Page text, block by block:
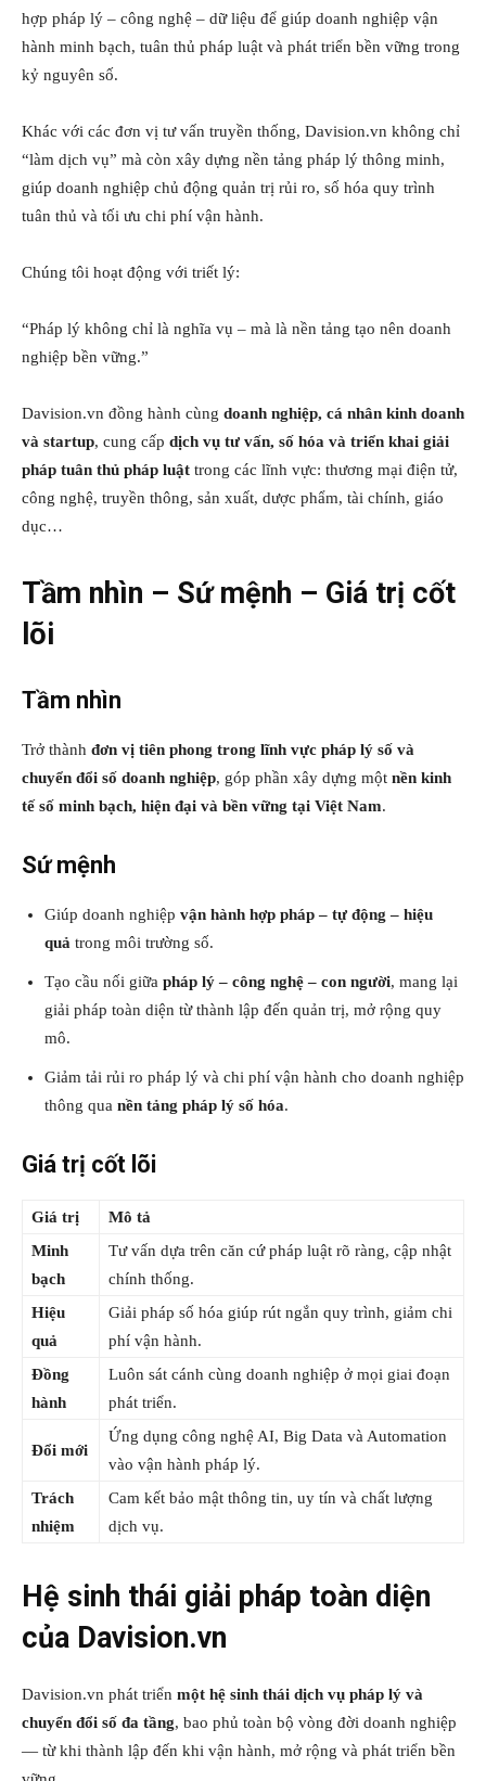
hợp pháp lý – công nghệ – dữ liệu để giúp doanh nghiệp vận
hành minh bạch, tuân thủ pháp luật và phát triển bền vững trong
kỷ nguyên số.
Khác với các đơn vị tư vấn truyền thống, Davision.vn không chỉ
“làm dịch vụ” mà còn xây dựng nền tảng pháp lý thông minh,
giúp doanh nghiệp chủ động quản trị rủi ro, số hóa quy trình
tuân thủ và tối ưu chi phí vận hành.
Chúng tôi hoạt động với triết lý:
“Pháp lý không chỉ là nghĩa vụ – mà là nền tảng tạo nên doanh
nghiệp bền vững.”
Davision.vn đồng hành cùng doanh nghiệp, cá nhân kinh doanh
và startup, cung cấp dịch vụ tư vấn, số hóa và triển khai giải
pháp tuân thủ pháp luật trong các lĩnh vực: thương mại điện tử,
công nghệ, truyền thông, sản xuất, dược phẩm, tài chính, giáo
dục…
Tầm nhìn – Sứ mệnh – Giá trị cốt
lõi
Tầm nhìn
Trở thành đơn vị tiên phong trong lĩnh vực pháp lý số và
chuyển đổi số doanh nghiệp, góp phần xây dựng một nền kinh
tế số minh bạch, hiện đại và bền vững tại Việt Nam.
Sứ mệnh
Giúp doanh nghiệp vận hành hợp pháp – tự động – hiệu
quả trong môi trường số.
Tạo cầu nối giữa pháp lý – công nghệ – con người, mang lại
giải pháp toàn diện từ thành lập đến quản trị, mở rộng quy
mô.
Giảm tải rủi ro pháp lý và chi phí vận hành cho doanh nghiệp
thông qua nền tảng pháp lý số hóa.
Giá trị cốt lõi
Giá trị
Mô tả
Minh
bạch
Tư vấn dựa trên căn cứ pháp luật rõ ràng, cập nhật
chính thống.
Hiệu
quả
Giải pháp số hóa giúp rút ngắn quy trình, giảm chi
phí vận hành.
Đồng
hành
Luôn sát cánh cùng doanh nghiệp ở mọi giai đoạn
phát triển.
Đổi mới
Ứng dụng công nghệ AI, Big Data và Automation
vào vận hành pháp lý.
Trách
nhiệm
Cam kết bảo mật thông tin, uy tín và chất lượng
dịch vụ.
Hệ sinh thái giải pháp toàn diện
của Davision.vn
Davision.vn phát triển một hệ sinh thái dịch vụ pháp lý và
chuyển đổi số đa tầng, bao phủ toàn bộ vòng đời doanh nghiệp
— từ khi thành lập đến khi vận hành, mở rộng và phát triển bền